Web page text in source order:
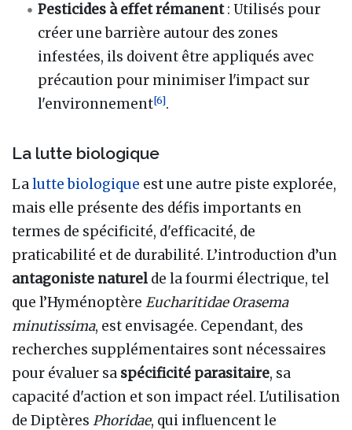
Pesticides à effet rémanent: Utilisés pour
créer une barrière autour des zones
infestées, ils doivent être appliqués avec
précaution pour minimiser l'impact sur
l'environnement[6].
La lutte biologique
Lalutte biologique est une autre piste explorée,
mais elle présente des défis importants en
termes de spécificité, d'efficacité, de
praticabilité et de durabilité. L’introduction d’un
antagoniste naturelde la fourmi électrique, tel
que l’Hyménoptère Eucharitidae Orasema
minutissima, est envisagée. Cependant, des
recherches supplémentaires sont nécessaires
pour évaluer sa spécificité parasitaire, sa
capacité d'action et son impact réel. L'utilisation
de Diptères Phoridae, qui influencent le